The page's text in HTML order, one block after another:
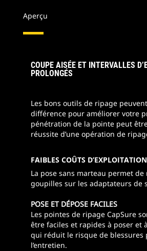
Aperçu
COUPE AISÉE ET INTERVALLES
PROLONGÉS
Les bons outils de ripage
différence pour améliorer votre
pénétration de la pointe peut
réussite d’une opération de
FAIBLES COÛTS D’EXPLOITATION
La pose sans marteau permet
goupilles sur les adaptateurs de
POSE ET DÉPOSE FACILES
Les pointes de ripage CapSure
être faciles et rapides à poser et
qui réduit le risque de blessures
l’entretien.